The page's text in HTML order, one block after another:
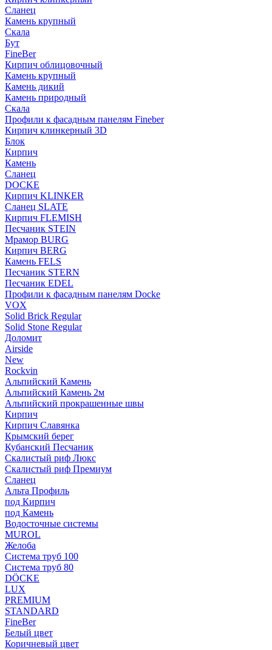
Сланец
Камень крупный
Скала
Бут
FineBer
Кирпич облицовочный
Камень крупный
Камень дикий
Камень природный
Скала
Профили к фасадным панелям Fineber
Кирпич клинкерный 3D
Блок
Кирпич
Камень
Сланец
DOCKE
Кирпич KLINKER
Сланец SLATE
Кирпич FLEMISH
Пес­ча­ник STEIN
Мрамор BURG
Кирпич BERG
Камень FELS
Пес­ча­ник STERN
Пес­ча­ник EDEL
Профили к фасадным панелям Docke
VOX
Solid Brick Regular
Solid Stone Regular
Доломит
Airside
New
Rockvin
Альпийский Камень
Альпийский Камень 2м
Альпийский прокрашенные швы
Кирпич
Кирпич Славянка
Крымский берег
Кубанский Песчаник
Скалистый риф Люкс
Скалистый риф Премиум
Сланец
Альта Профиль
под Кирпич
под Камень
Водосточные системы
MUROL
Желоба
Система труб 100
Система труб 80
DÖCKE
LUX
PREMIUM
STANDARD
FineBer
Белый цвет
Коричневый цвет